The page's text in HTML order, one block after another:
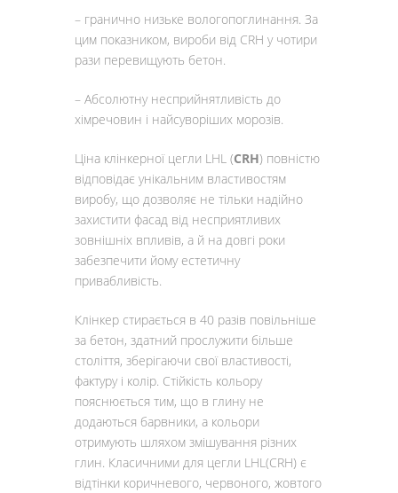
– гранично низьке вологопоглинання. За
цим показником, вироби від CRH у чотири
рази перевищують бетон.
– Абсолютну несприйнятливість до
хімречовин і найсуворіших морозів.
Ціна клінкерної цегли LHL (CRH) повністю
відповідає унікальним властивостям
виробу, що дозволяє не тільки надійно
захистити фасад від несприятливих
зовнішніх впливів, а й на довгі роки
забезпечити йому естетичну
привабливість.
Клінкер стирається в 40 разів повільніше
за бетон, здатний прослужити більше
століття, зберігаючи свої властивості,
фактуру і колір. Стійкість кольору
пояснюється тим, що в глину не
додаються барвники, а кольори
отримують шляхом змішування різних
глин. Класичними для цегли LHL(CRH) є
відтінки коричневого, червоного, жовтого